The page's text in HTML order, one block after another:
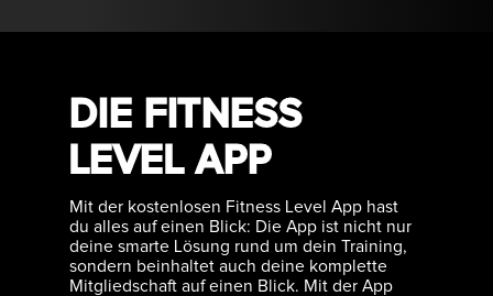
DIE FITNESS
LEVEL APP
Mit der kostenlosen Fitness Level App hast
du alles auf einen Blick: Die App ist nicht nur
deine smarte Lösung rund um dein Training,
sondern beinhaltet auch deine komplette
Mitgliedschaft auf einen Blick. Mit der App